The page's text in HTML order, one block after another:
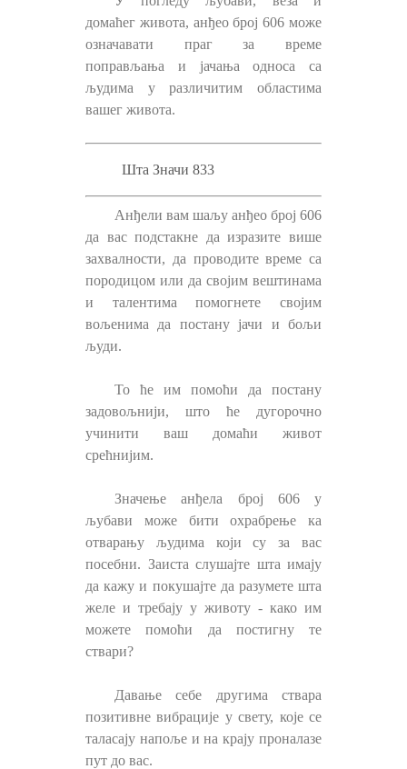
домаћег живота, анђео број 606 може
означавати праг за време
поправљања и јачања односа са
људима у различитим областима
вашег живота.
Шта Значи 833
Анђели вам шаљу анђео број 606
да вас подстакне да изразите више
захвалности, да проводите време са
породицом или да својим вештинама
и талентима помогнете својим
вољенима да постану јачи и бољи
људи.
То ће им помоћи да постану
задовољнији, што ће дугорочно
учинити ваш домаћи живот
срећнијим.
Значење анђела број 606 у
љубави може бити охрабрење ка
отварању људима који су за вас
посебни. Заиста слушајте шта имају
да кажу и покушајте да разумете шта
желе и требају у животу - како им
можете помоћи да постигну те
ствари?
Давање себе другима ствара
позитивне вибрације у свету, које се
таласају напоље и на крају проналазе
пут до вас.